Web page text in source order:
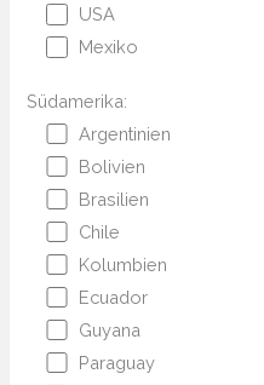
USA
Mexiko
Südamerika:
Argentinien
Bolivien
Brasilien
Chile
Kolumbien
Ecuador
Guyana
Paraguay